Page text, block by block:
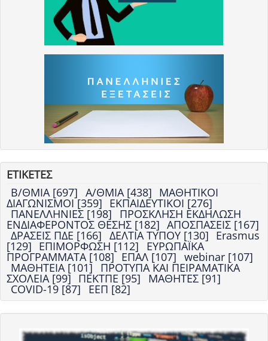
ΕΤΙΚΕΤΕΣ
Β/ΘΜΙΑ [697] Α/ΘΜΙΑ [438] ΜΑΘΗΤΙΚΟΙ
ΔΙΑΓΩΝΙΣΜΟΙ [359] ΕΚΠΑΙΔΕΥΤΙΚΟΙ [276]
ΠΑΝΕΛΛΗΝΙΕΣ [198] ΠΡΟΣΚΛΗΣΗ ΕΚΔΗΛΩΣΗ
ΕΝΔΙΑΦΕΡΟΝΤΟΣ ΘΕΣΗΣ [182] ΑΠΟΣΠΑΣΕΙΣ [167]
ΔΡΑΣΕΙΣ ΠΔΕ [166] ΔΕΛΤΙΑ ΤΥΠΟΥ [130] Erasmus
[129] ΕΠΙΜΟΡΦΩΣΗ [112] ΕΥΡΩΠΑΪΚΑ
ΠΡΟΓΡΑΜΜΑΤΑ [108] ΕΠΑΛ [107] webinar [107]
ΜΑΘΗΤΕΙΑ [101] ΠΡΟΤΥΠΑ ΚΑΙ ΠΕΙΡΑΜΑΤΙΚΑ
ΣΧΟΛΕΙΑ [99] ΠΕΚΤΠΕ [95] ΜΑΘΗΤΕΣ [91]
COVID-19 [87] ΕΕΠ [82]